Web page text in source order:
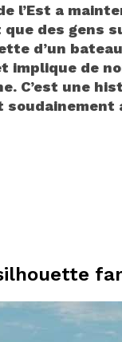
de l’Est a
des gens
d’un
implique de
C’est une
soudainement